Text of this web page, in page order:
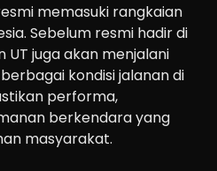
memasuki rangkaian
Sebelum resmi hadir di
UT juga akan menjalani
kondisi jalanan di
performa,
berkendara yang
masyarakat.